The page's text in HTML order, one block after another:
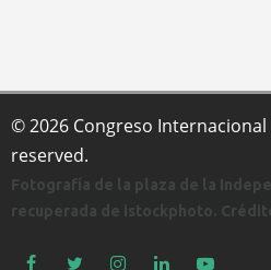
© 2026 Congreso
reserved.
Fotografía de la plaza de la
recuperada de istockphoto.